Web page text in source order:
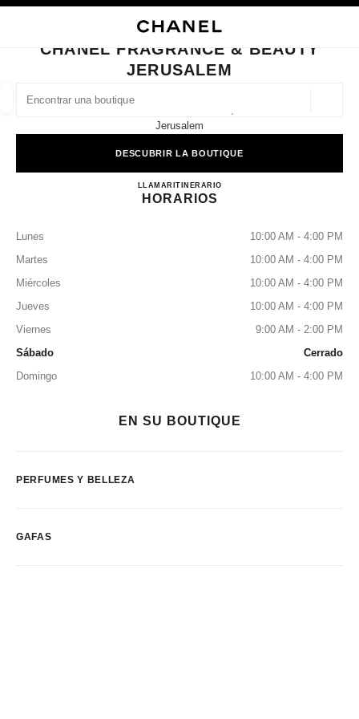
BUSCAR UNA BOUTIQUE
las sugerencias se muestran debajo de esta barra de búsqueda
CERRAR TARJETA DE BOUTIQUE CHANEL FRAGRANCE & BEAUTY
CHANEL FRAGRANCE & BEAUTY
JERUSALEM
Jerusalem
DESCUBRIR LA BOUTIQUE
LLAMAR+972 (0)2-648-3701
ITINERARIOCHANEL FRAGRANCE &
HORARIOS
Lunes
10:00 AM - 4:00 PM
Martes
10:00 AM - 4:00 PM
Miércoles
10:00 AM - 4:00 PM
Jueves
10:00 AM - 4:00 PM
Viernes
9:00 AM - 2:00 PM
Sábado
Cerrado
Domingo
10:00 AM - 4:00 PM
EN SU BOUTIQUE
PERFUMES Y BELLEZA
GAFAS
filtros
resultado de los filtros por: